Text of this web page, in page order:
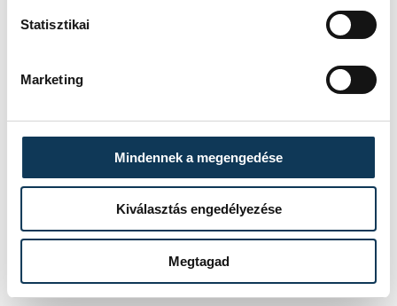
Statisztikai
Marketing
Mindennek a megengedése
Kiválasztás engedélyezése
Megtagad
útfelújítás
Mülner Attila
SZERZŐ
Ge. Á.
Kovács